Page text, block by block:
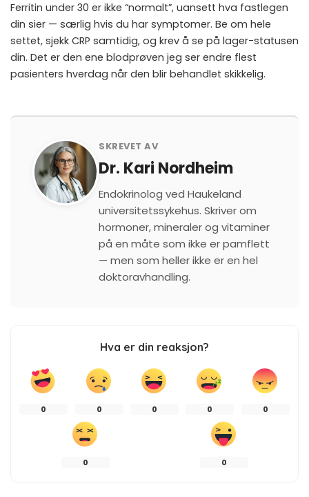
Ferritin under 30 er ikke “normalt”, uansett hva fastlegen
din sier — særlig hvis du har symptomer. Be om hele
settet, sjekk CRP samtidig, og krev å se på lager-statusen
din. Det er den ene blodprøven jeg ser endre flest
pasienters hverdag når den blir behandlet skikkelig.
SKREVET AV
Dr. Kari Nordheim
Endokrinolog ved Haukeland
universitetssykehus. Skriver om
hormoner, mineraler og vitaminer
på en måte som ikke er pamflett
— men som heller ikke er en hel
doktoravhandling.
Hva er din reaksjon?
0 0 0 0 0
0 0